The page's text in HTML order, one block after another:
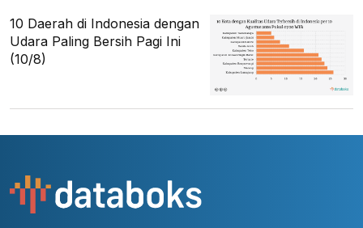
10 Daerah di Indonesia dengan
Udara Paling Bersih Pagi Ini
(10/8)